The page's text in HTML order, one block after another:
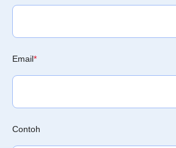
Email*
Contoh